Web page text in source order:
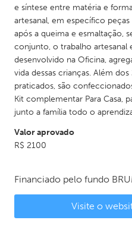
e síntese entre matéria e
artesanal, em específico
após a queima e esmaltação,
conjunto, o trabalho artesanal
desenvolvido na Oficina,
vida dessas crianças. Além
praticados, são
Kit complementar Para Casa,
junto a família todo o
Valor aprovado
R$ 2100
Financiado pelo fundo
Visite o